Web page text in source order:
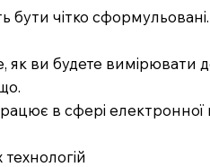
бути чітко
як ви будете вимірювати
в сфері електронної